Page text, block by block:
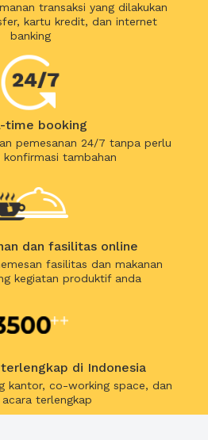
transaksi yang dilakukan
kartu kredit, dan internet
banking
time booking
pemesanan 24/7 tanpa perlu
konfirmasi tambahan
dan fasilitas online
fasilitas dan makanan
kegiatan produktif anda
di Indonesia
kantor, co-working space, dan
acara terlengkap